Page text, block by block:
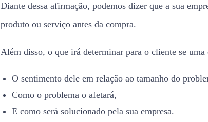
Diante dessa afirmação, podemos dizer que a sua
produto ou serviço antes da compra.
Além disso, o que irá determinar para o cliente se
O sentimento dele em relação ao tamanho do
Como o problema o afetará,
E como será solucionado pela sua empresa.